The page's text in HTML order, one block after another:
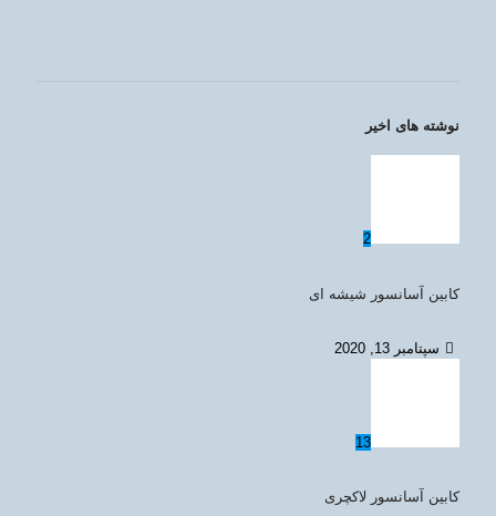
نوشته های اخیر
2
کابین آسانسور شیشه ای
سپتامبر 13, 2020
13
کابین آسانسور لاکچری